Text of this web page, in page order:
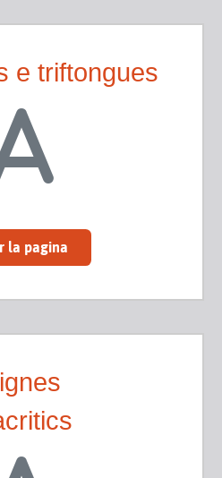
e triftongues
la pagina